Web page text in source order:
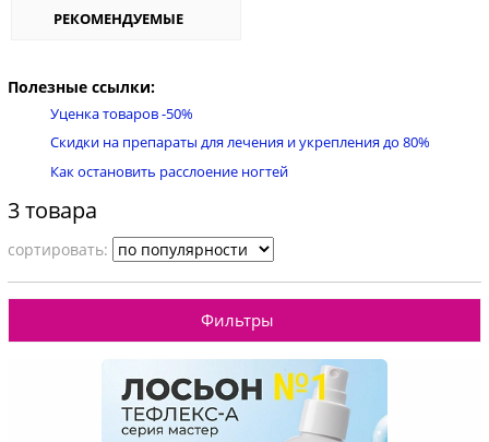
РЕКОМЕНДУЕМЫЕ
Полезные ссылки:
Уценка товаров -50%
Скидки на препараты для лечения и укрепления до 80%
Как остановить расслоение ногтей
3 товара
cортировать:
Фильтры